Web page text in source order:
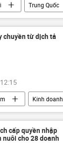
Trung Quốc
chuyền từ dịch tả
Kinh doanh
Dịch tả heo
cấp quyền nhập
nuôi cho 28 doanh